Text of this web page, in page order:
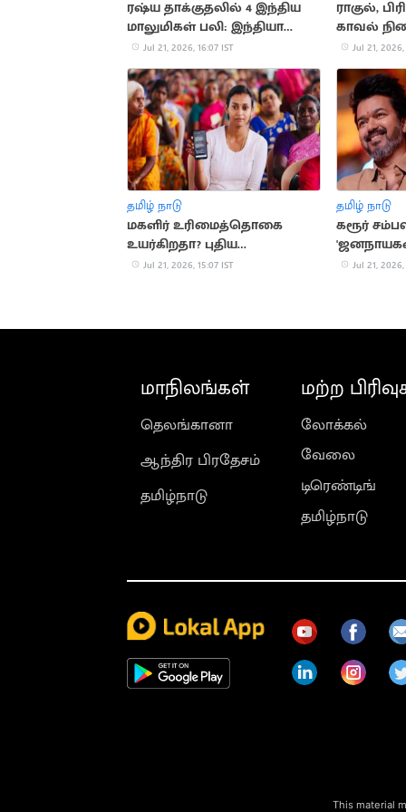
ரஷ்ய தாக்குதலில் 4 இந்திய
மாலுமிகள் பலி: இந்தியா
கண்டனம்
Jul 21, 2026, 16:07 IST
ராகுல்,
காவல்
சோனியா
Jul 21, 2026,
தமிழ் நாடு
மகளிர் உரிமைத்தொகை
உயர்கிறதா? புதிய
விண்ணப்பங்கள் பெறத்
Jul 21, 2026, 15:07 IST
தமிழ் நாடு
கரூர்
Jul 21, 2026,
மாநிலங்கள்
தெலங்கானா
ஆந்திர பிரதேசம்
தமிழ்நாடு
மற்ற
லோக்கல்
வேலை
டிரெண்டிங்
தமிழ்நாடு
This material